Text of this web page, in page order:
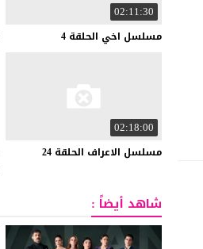
02:11:30
مسلسل اخي الحلقة 4
02:18:00
مسلسل الاعراف الحلقة 24
شاهد أيضاً :